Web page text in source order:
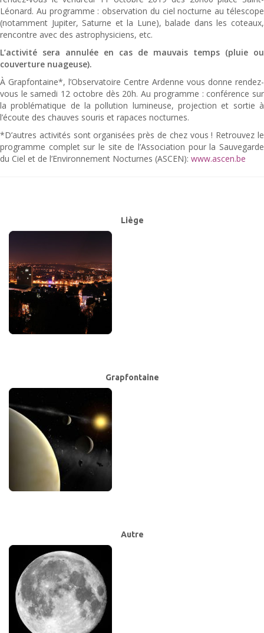
Léonard. Au programme : observation du ciel nocturne au télescope
(notamment Jupiter, Saturne et la Lune), balade dans les coteaux,
rencontre avec des astrophysiciens, etc.
L’activité sera annulée en cas de mauvais temps (pluie ou
couverture nuageuse).
À Grapfontaine*, l’Observatoire Centre Ardenne vous donne rendez-
vous le samedi 12 octobre dès 20h. Au programme : conférence sur
la problématique de la pollution lumineuse, projection et sortie à
l’écoute des chauves souris et rapaces nocturnes.
*D’autres activités sont organisées près de chez vous ! Retrouvez le
programme complet sur le site de l’Association pour la Sauvegarde
du Ciel et de l’Environnement Nocturnes (ASCEN): www.ascen.be
Liège
Grapfontaine
Autre